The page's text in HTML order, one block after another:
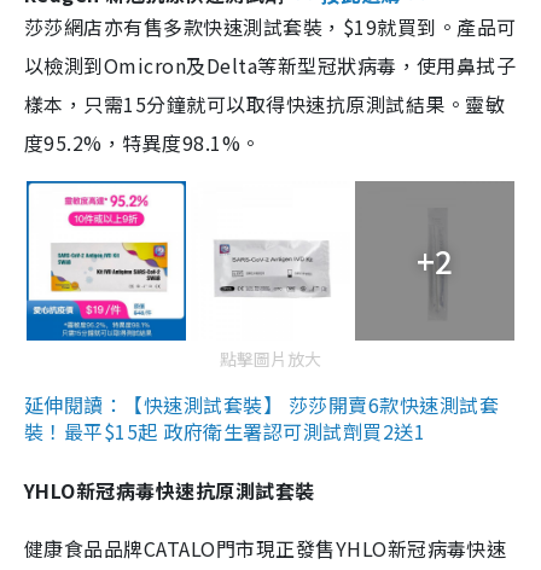
莎莎網店亦有售多款快速測試套裝，$19就買到。產品可
以檢測到Omicron及Delta等新型冠狀病毒，使用鼻拭子
樣本，只需15分鐘就可以取得快速抗原測試結果。靈敏
度95.2%，特異度98.1%。
+2
點擊圖片放大
延伸閱讀：【快速測試套裝】 莎莎開賣6款快速測試套
裝！最平$15起 政府衛生署認可測試劑買2送1
YHLO新冠病毒快速抗原測試套裝
健康食品品牌CATALO門市現正發售YHLO新冠病毒快速